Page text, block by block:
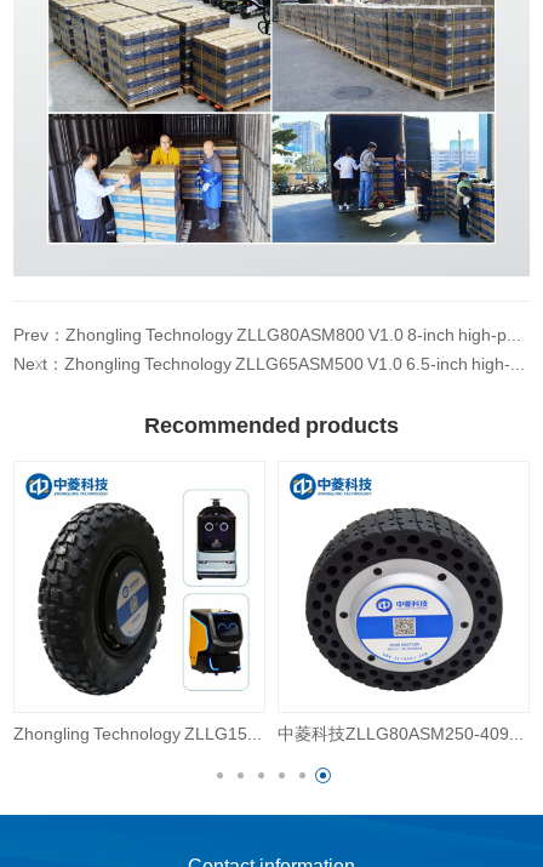
Prev：Zhongling Technology ZLLG80ASM800 V1.0 8-inch high-power wheel hub servo motor low-speed high torque AGV car robot
Next：Zhongling Technology ZLLG65ASM500 V1.0 6.5-inch high-power wheel hub servo motor AGV robot high-power high load 48V
Recommended products
Zhongling Technology ZLLG15ASM800 V2.0 15 inch high-power wheel robot wheel hub motor 中菱科技ZLLG80ASM250-4096 V2.18 8寸4096线伺服轮毂电机驱动器24V直流电机器人AGV编码器